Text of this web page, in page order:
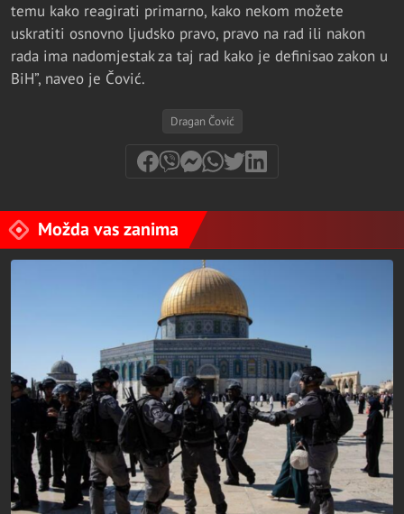
temu kako reagirati primarno, kako nekom možete
uskratiti osnovno ljudsko pravo, pravo na rad ili nakon
rada ima nadomjestak za taj rad kako je definisao zakon u
BiH”, naveo je Čović.
Dragan Čović
Možda vas zanima